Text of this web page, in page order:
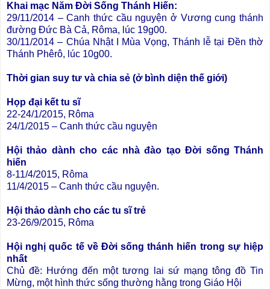
Khai mạc Năm Đời Sống Thánh Hiến:
29/11/2014 – Canh thức cầu nguyện ở Vương cung thánh
đường Đức Bà Cả, Rôma, lúc 19g00.
30/11/2014 – Chúa Nhật I Mùa Vọng, Thánh lễ tại Đền thờ
Thánh Phêrô, lúc 10g00.
Thời gian suy tư và chia sẻ (ở bình diện thế giới)
Họp đại kết tu sĩ
22-24/1/2015, Rôma
24/1/2015 – Canh thức cầu nguyện
Hội thảo dành cho các nhà đào tạo Đời sống Thánh
hiến
8-11/4/2015, Rôma
11/4/2015 – Canh thức cầu nguyện.
Hội thảo dành cho các tu sĩ trẻ
23-26/9/2015, Rôma
Hội nghị quốc tế về Đời sống thánh hiến trong sự hiệp
nhất
Chủ đề: Hướng đến một tương lai sứ mạng tông đồ Tin
Mừng, một hình thức sống thường hằng trong Giáo Hội